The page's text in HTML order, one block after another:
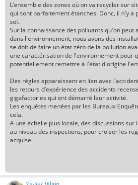
L’ensemble des zones où on va recycler sur
qui sont parfaitement étanches. Donc, il n'y a
sol.
Sur la connaissance des polluants qu'on peut
dans l'environnement, nous avons des
se doit de faire un état zéro de la pollution
une caractérisation de l'environnement pour
potentiellement remettre à l'état d'origine
Des règles apparaissent en lien avec
les retours d’expérience des accidents
gigafactories qui ont démarré leur activité.
Les enquêtes menées par les Bureaux
cela.
A une échelle plus locale, des discussions
au niveau des inspections, pour croiser les
acquise.